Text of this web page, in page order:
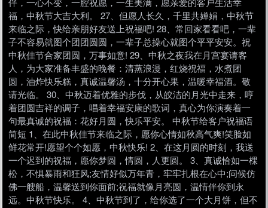
福，中秋节大吉大利。 27、但愿人长久，千里共婵娟，中秋节
来临之际，快给亲朋好友送上祝福吧! 28、常回家看看吧，一辈
子不容易就图个团团圆圆，一辈子总操心就图个平平安安。祝
中秋佳节合家团圆，万事如意! 29、中秋之夜我在月宫宴请客
人，为大家准备丰盛的晚餐：清蒸浪漫，红烧祝福，水煮团
圆，油炸快乐糕，真诚温馨汤，十分开心果，温暖幸福酒。敬
请光临。 30、中秋迈着优雅的步伐，从皎洁的月光中走来，哼
着团圆吉祥的调子，唱着幸福安康的歌词，真心为你演奏着一
句最真诚的祝福：花好月圆，快乐平安。 中秋节给客户祝福语
简短 1、在此中秋佳节来临之际，愿你心情如秋高气爽!笑脸如
鲜花常开!愿望个个如愿，中秋快乐! 2、在这月圆的时刻，我送
一个迟到的祝福，愿你梦圆，情圆，人更圆。 3、真诚恰如一棵
松，不惧暴雨和狂风;友情好似万年青，牢牢扎根在心中;问候仿
佛一艘船，温馨送到你面前;祝福就像月亮圆，温情伴你到永
远。中秋节快乐。 4、中秋节到了，给你选了一个大月饼，但不